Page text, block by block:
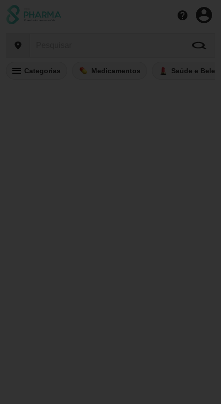
Categorias Medicamentos Saúde e